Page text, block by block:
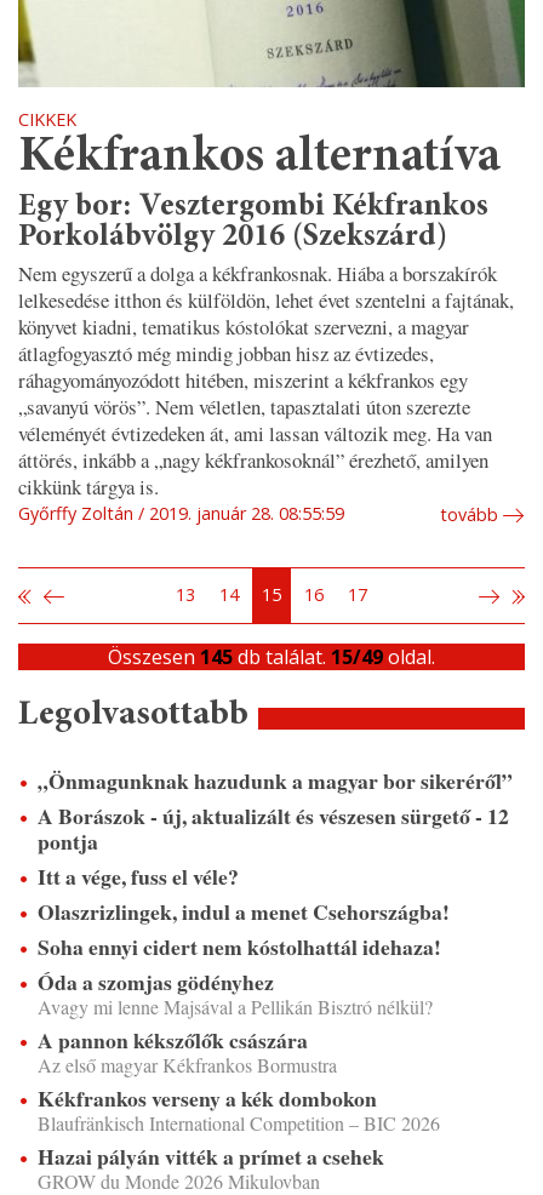
CIKKEK
Kékfrankos alternatíva
Egy bor: Vesztergombi Kékfrankos
Porkolábvölgy 2016 (Szekszárd)
Nem egyszerű a dolga a kékfrankosnak. Hiába a borszakírók
lelkesedése itthon és külföldön, lehet évet szentelni a fajtának,
könyvet kiadni, tematikus kóstolókat szervezni, a magyar
átlagfogyasztó még mindig jobban hisz az évtizedes,
ráhagyományozódott hitében, miszerint a kékfrankos egy
„savanyú vörös”. Nem véletlen, tapasztalati úton szerezte
véleményét évtizedeken át, ami lassan változik meg. Ha van
áttörés, inkább a „nagy kékfrankosoknál” érezhető, amilyen
cikkünk tárgya is.
Győrffy Zoltán 2019. január 28. 08:55:59 tovább
13 14 15 16 17
Összesen 145db találat. 15/49oldal.
Legolvasottabb
„Önmagunknak hazudunk a magyar bor sikeréről”
A Borászok - új, aktualizált és vészesen sürgető - 12
pontja
Itt a vége, fuss el véle?
Olaszrizlingek, indul a menet Csehországba!
Soha ennyi cidert nem kóstolhattál idehaza!
Óda a szomjas gödényhez
Avagy mi lenne Majsával a Pellikán Bisztró nélkül?
A pannon kékszőlők császára
Az első magyar Kékfrankos Bormustra
Kékfrankos verseny a kék dombokon
Blaufränkisch International Competition – BIC 2026
Hazai pályán vitték a prímet a csehek
GROW du Monde 2026 Mikulovban